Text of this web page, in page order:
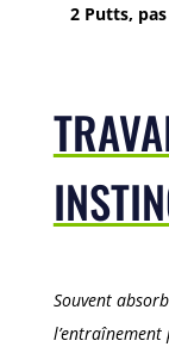
2 Putts,
Souvent